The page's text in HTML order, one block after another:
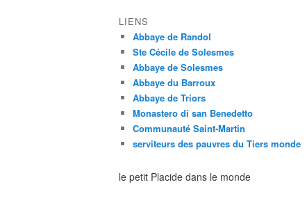
LIENS
Abbaye de Randol
Ste Cécile de Solesmes
Abbaye de Solesmes
Abbaye du Barroux
Abbaye de Triors
Monastero di san Benedetto
Communauté Saint-Martin
serviteurs des pauvres du Tiers monde
le petit Placide dans le monde